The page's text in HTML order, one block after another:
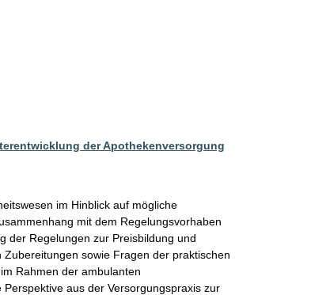
der Apothekenversorgung
im Hinblick auf mögliche
mit dem Regelungsvorhaben
der Regelungen zur Preisbildung und
sowie Fragen der praktischen
Rahmen der ambulanten
aus der Versorgungspraxis zur